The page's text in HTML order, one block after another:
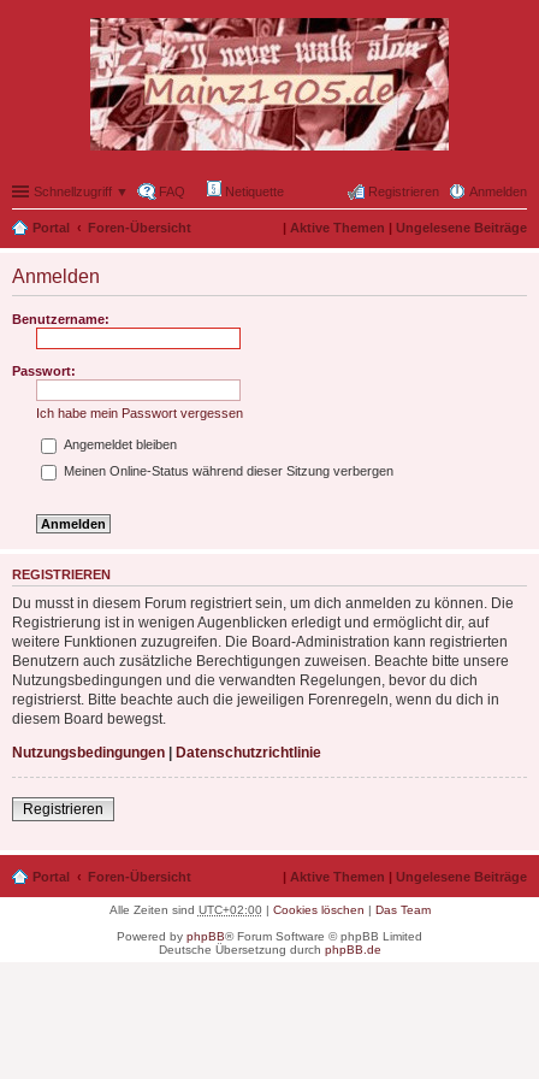
Schnellzugriff ▼ FAQ Netiquette Anmelden
Registrieren
Portal Foren-Übersicht | Aktive Themen | Ungelesene Beiträge
Anmelden
Benutzername:
Passwort:
Ich habe mein Passwort vergessen
Angemeldet bleiben
Meinen Online-Status während dieser Sitzung verbergen
REGISTRIEREN
Du musst in diesem Forum registriert sein, um dich anmelden zu können. Die
Registrierung ist in wenigen Augenblicken erledigt und ermöglicht dir, auf
weitere Funktionen zuzugreifen. Die Board-Administration kann registrierten
Benutzern auch zusätzliche Berechtigungen zuweisen. Beachte bitte unsere
Nutzungsbedingungen und die verwandten Regelungen, bevor du dich
registrierst. Bitte beachte auch die jeweiligen Forenregeln, wenn du dich in
diesem Board bewegst.
Nutzungsbedingungen | Datenschutzrichtlinie
Registrieren
Portal Foren-Übersicht | Aktive Themen | Ungelesene Beiträge
Alle Zeiten sind UTC+02:00| Cookies löschen | Das Team
Powered by phpBB® Forum Software © phpBB Limited
Deutsche Übersetzung durch phpBB.de